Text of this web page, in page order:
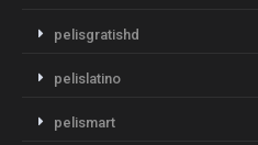
pelisgratishd
pelislatino
pelismart